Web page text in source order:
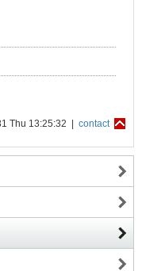
Thu 13:25:32 | contact